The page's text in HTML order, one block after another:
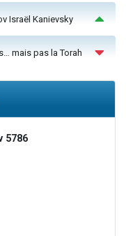
Israël Kanievsky
mais pas la Torah
5786